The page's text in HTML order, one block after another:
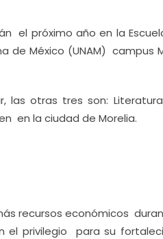
el próximo año en la
de México (UNAM) campus
las otras tres son:
en la ciudad de Morelia.
recursos económicos
el privilegio para su